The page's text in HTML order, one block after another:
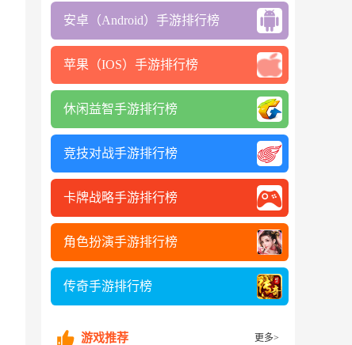
安卓（Android）手游排行榜
苹果（IOS）手游排行榜
休闲益智手游排行榜
竞技对战手游排行榜
卡牌战略手游排行榜
角色扮演手游排行榜
传奇手游排行榜
游戏推荐 更多>